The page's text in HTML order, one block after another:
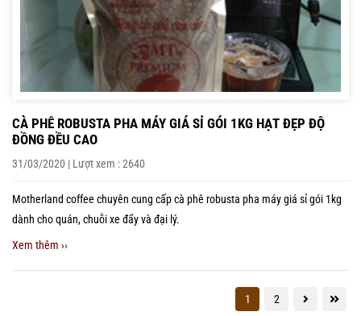
CÀ PHÊ ROBUSTA PHA MÁY GIÁ SỈ GÓI 1KG HẠT ĐẸP ĐỘ
ĐỒNG ĐỀU CAO
31/03/2020 | Lượt xem : 2640
Motherland coffee chuyên cung cấp cà phê robusta pha máy giá sỉ gói 1kg
dành cho quán, chuỗi xe đẩy và đại lý.
Xem thêm ››
1 2